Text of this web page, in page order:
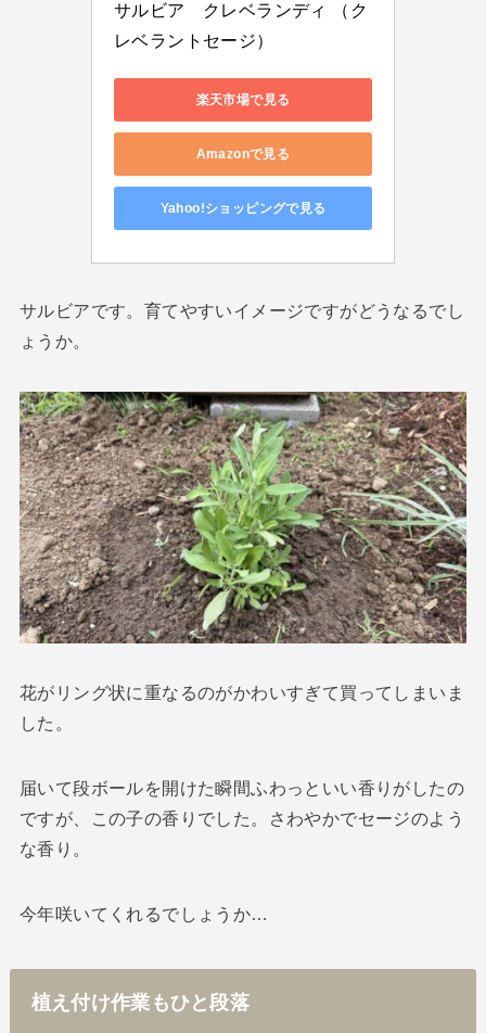
サルビア　クレベランディ （ク
レベラントセージ）
楽天市場で見る
Amazonで見る
Yahoo!ショッピングで見る
サルビアです。育てやすいイメージですがどうなるでし
ょうか。
花がリング状に重なるのがかわいすぎて買ってしまいま
した。
届いて段ボールを開けた瞬間ふわっといい香りがしたの
ですが、この子の香りでした。さわやかでセージのよう
な香り。
今年咲いてくれるでしょうか…
植え付け作業もひと段落